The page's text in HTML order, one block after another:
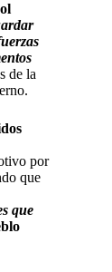
de la
por
que
que